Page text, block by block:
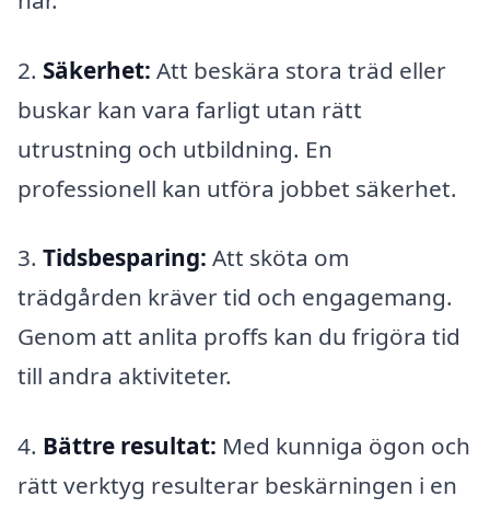
2. Säkerhet: Att beskära stora träd eller
buskar kan vara farligt utan rätt
utrustning och utbildning. En
professionell kan utföra jobbet säkerhet.
3. Tidsbesparing: Att sköta om
trädgården kräver tid och engagemang.
Genom att anlita proffs kan du frigöra tid
till andra aktiviteter.
4. Bättre resultat: Med kunniga ögon och
rätt verktyg resulterar beskärningen i en